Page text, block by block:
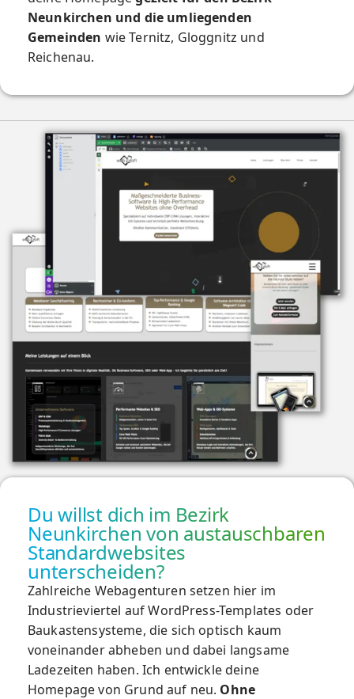
Neunkirchen und die umliegenden
Gemeinden wie Ternitz, Gloggnitz und
Reichenau.
Du willst dich im Bezirk
Neunkirchen von austauschbaren
Standardwebsites
unterscheiden?
Zahlreiche Webagenturen setzen hier im
Industrieviertel auf WordPress-Templates oder
Baukastensysteme, die sich optisch kaum
voneinander abheben und dabei langsame
Ladezeiten haben. Ich entwickle deine
Homepagevon Grund auf neu. Ohne